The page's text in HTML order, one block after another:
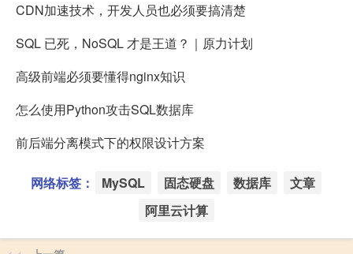
CDN加速技术，开发人员也必须要搞清楚
SQL 已死，NoSQL 才是王道？｜原力计划
高级前端必须要懂得nginx知识
怎么使用Python攻击SQL数据库
前后端分离模式下的权限设计方案
网络标签： MySQL 固态硬盘 数据库
文章
阿里云计算